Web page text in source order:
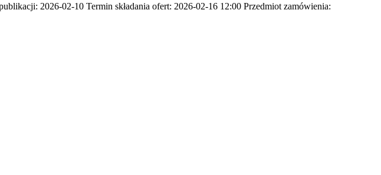
2026-02-10 Termin składania ofert: 2026-02-16 12:00 Przedmiot zamówienia: